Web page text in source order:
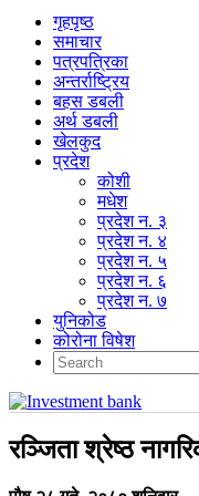
गृहपृष्‍ठ
समाचार
पत्रपत्रिका
अन्तर्राष्ट्रिय
बहस डबली
अर्थ डबली
खेलकुद
प्रदेश
कोशी
मधेश
प्रदेश न. ३
प्रदेश न. ४
प्रदेश न. ५
प्रदेश न. ६
प्रदेश न. ७
युनिकोड
कोरोना विषेश
रञ्जिता श्रेष्ठ